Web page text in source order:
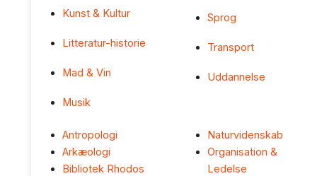
Kunst & Kultur
Litteratur-historie
Mad & Vin
Musik
Sprog
Transport
Uddannelse
Antropologi
Arkæologi
Bibliotek Rhodos
Naturvidenskab
Organisation &
Ledelse